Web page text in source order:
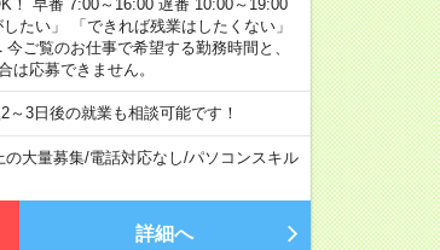
！ 早番 7:00～16:00 遅番 10:00～19:00
たい」 「できれば残業はしたくない」
ご覧のお仕事で希望する勤務時間と、
は応募できません。
3日後の就業も相談可能です！
の大量募集/電話対応なし/パソコンスキル
詳細へ